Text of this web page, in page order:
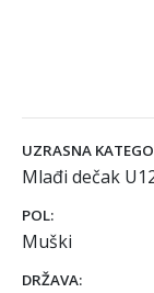
UZRASNA
Mlađi dečak
POL:
Muški
DRŽAVA: